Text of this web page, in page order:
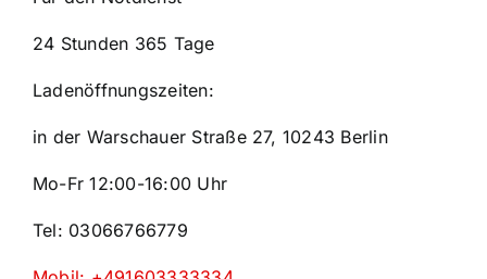
24 Stunden 365 Tage
Ladenöffnungszeiten:
in der Warschauer Straße 27, 10243 Berlin
Mo-Fr 12:00-16:00 Uhr
Tel: 03066766779